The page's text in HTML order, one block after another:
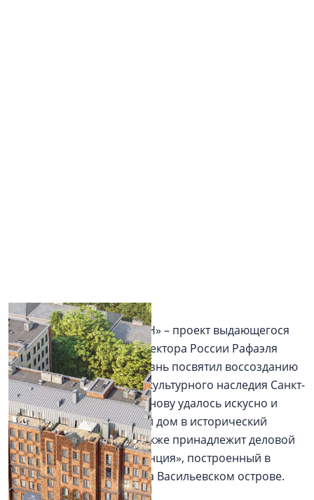
Клубный дом «МАНХЭТТЕН» – проект выдающегося
зодчего, почетного архитектора России Рафаэля
Даянова, который всю жизнь посвятил воссозданию
архитектурных объектов культурного наследия Санкт-
Петербурга. Рафаэлю Даянову удалось искусно и
органично вписать новый дом в исторический
контекст. Его авторству также принадлежит деловой
квартал «Морская резиденция», построенный в
неоклассическом стиле на Васильевском острове.